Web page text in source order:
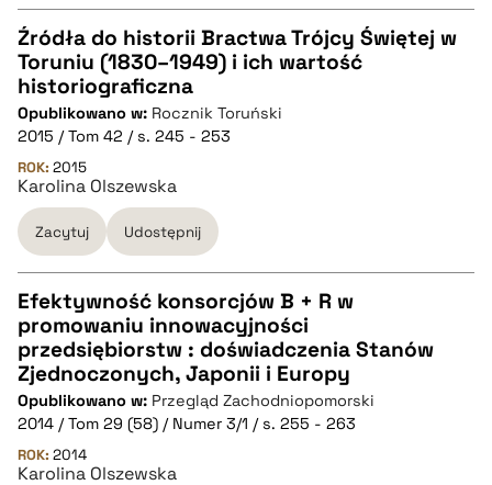
pobierz cytat
CZYSTY TEKST
pobierz cytat
BIBTEX
pobierz cytat
Źródła do historii Bractwa Trójcy Świętej w
Toruniu (1830–1949) i ich wartość
historiograficzna
Opublikowano w: Rocznik Toruński
2015 / Tom 42 / s. 245 - 253
ROK: 2015
Karolina Olszewska
Zacytuj Udostępnij
CZYSTY TEKST
pobierz cytat
BIBTEX
Efektywność konsorcjów B + R w
promowaniu innowacyjności
przedsiębiorstw : doświadczenia Stanów
Zjednoczonych, Japonii i Europy
Opublikowano w: Przegląd Zachodniopomorski
2014 / Tom 29 (58) / Numer 3/1 / s. 255 - 263
ROK: 2014
Karolina Olszewska